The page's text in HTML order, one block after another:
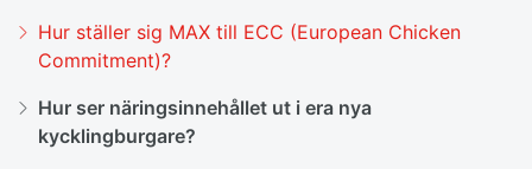
Hur ställer sig MAX till ECC (European Chicken
Commitment)?
Hur ser näringsinnehållet ut i era nya
kycklingburgare?